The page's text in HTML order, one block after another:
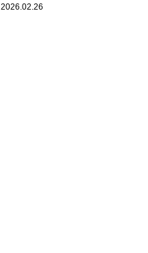
2026.02.26